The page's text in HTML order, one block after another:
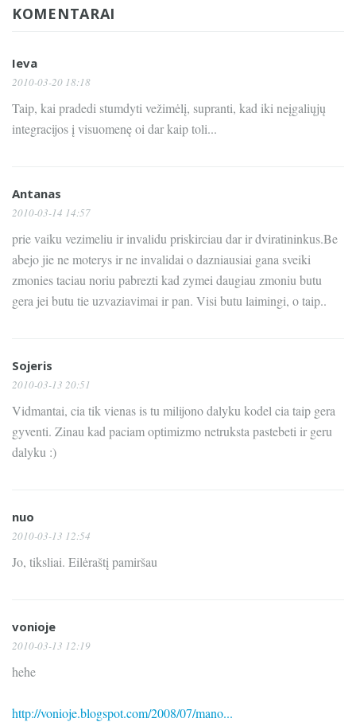
KOMENTARAI
Ieva
2010-03-20 18:18
Taip, kai pradedi stumdyti vežimėlį, supranti, kad iki neįgaliųjų
integracijos į visuomenę oi dar kaip toli...
Antanas
2010-03-14 14:57
prie vaiku vezimeliu ir invalidu priskirciau dar ir dviratininkus.Be
abejo jie ne moterys ir ne invalidai o dazniausiai gana sveiki
zmonies taciau noriu pabrezti kad zymei daugiau zmoniu butu
gera jei butu tie uzvaziavimai ir pan. Visi butu laimingi, o taip..
Sojeris
2010-03-13 20:51
Vidmantai, cia tik vienas is tu milijono dalyku kodel cia taip gera
gyventi. Zinau kad paciam optimizmo netruksta pastebeti ir geru
dalyku :)
nuo
2010-03-13 12:54
Jo, tiksliai. Eilėraštį pamiršau
vonioje
2010-03-13 12:19
hehe
http://vonioje.blogspot.com/2008/07/mano...